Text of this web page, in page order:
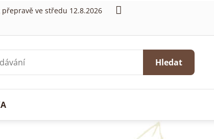
ve středu 12.8.2026
Hledat